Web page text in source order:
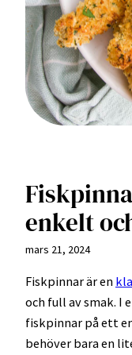
enkelt
mars 21, 2024
Fiskpinnar är en
och full av smak. I
fiskpinnar på ett
behöver bara en